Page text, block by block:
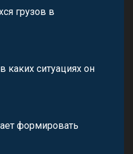
грузов в
каких ситуациях он
формировать